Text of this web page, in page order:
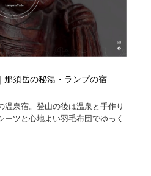
那須岳の秘湯・ランプの宿
温泉宿。登山の後は温泉と手作り
ツと心地よい羽毛布団でゆっく